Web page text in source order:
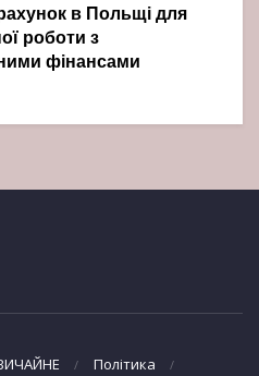
в Польщі для
роботи з
фінансами
Політика